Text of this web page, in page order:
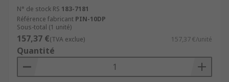
N° de stock RS 183-7181
Référence fabricant PIN-10DP
Sous-total (1 unité)
157,37 €(TVA exclue) 157,37 €/unité
Quantité